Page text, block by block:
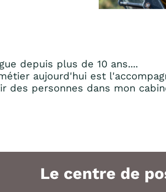
depuis plus de 10 ans....
aujourd'hui est
des personnes dans mon
Le centre de